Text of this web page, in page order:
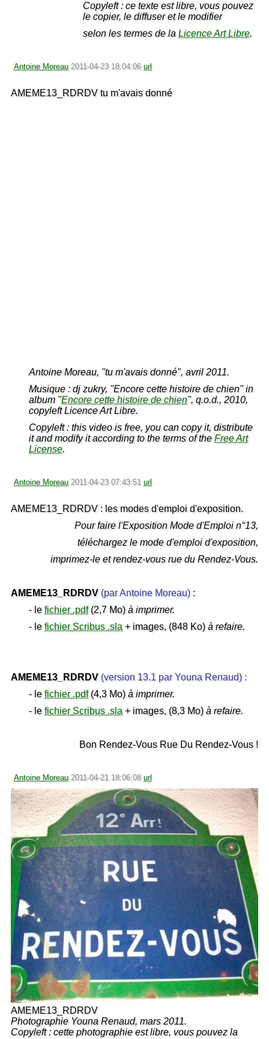
Copyleft : ce texte est libre, vous pouvez
le copier, le diffuser et le modifier
selon les termes de laLicence Art Libre.
Antoine Moreau 2011-04-23 18:04:06 url
AMEME13_RDRDV tu m'avais donné
Antoine Moreau, "tu m'avais donné", avril 2011.
Musique : dj zukry, "Encore cette histoire de chien" in
album "Encore cette histoire de chien", q.o.d., 2010,
copyleft Licence Art Libre.
Copyleft : this video is free, you can copy it, distribute
it and modify it according to the terms of theFree Art
License.
Antoine Moreau 2011-04-23 07:43:51 url
AMEME13_RDRDV : les modes d'emploi d'exposition.
Pour faire l'Exposition Mode d'Emploi n°13,
téléchargez le mode d'emploi d'exposition,
imprimez-le et rendez-vous rue du Rendez-Vous.
AMEME13_RDRDV(par Antoine Moreau):
- lefichier .pdf(2,7 Mo)à imprimer.
- lefichier Scribus .sla + images, (848 Ko)à refaire.
AMEME13_RDRDV(version 13.1 par Youna Renaud) :
- lefichier .pdf(4,3 Mo)à imprimer.
- lefichier Scribus .sla + images, (8,3 Mo)à refaire.
Bon Rendez-Vous Rue Du Rendez-Vous !
Antoine Moreau 2011-04-21 18:06:08 url
AMEME13_RDRDV
Photographie Youna Renaud, mars 2011.
Copyleft : cette photographie est libre, vous pouvez la